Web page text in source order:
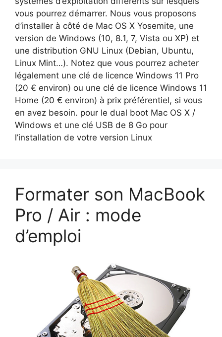
vous pourrez démarrer. Nous vous proposons
d’installer à côté de Mac OS X Yosemite, une
version de Windows (10, 8.1, 7, Vista ou XP) et
une distribution GNU Linux (Debian, Ubuntu,
Linux Mint…). Notez que vous pourrez acheter
légalement une clé de licence Windows 11 Pro
(20 € environ) ou une clé de licence Windows 11
Home (20 € environ) à prix préférentiel, si vous
en avez besoin. pour le dual boot Mac OS X /
Windows et une clé USB de 8 Go pour
l’installation de votre version Linux
Formater son MacBook
Pro / Air : mode
d’emploi